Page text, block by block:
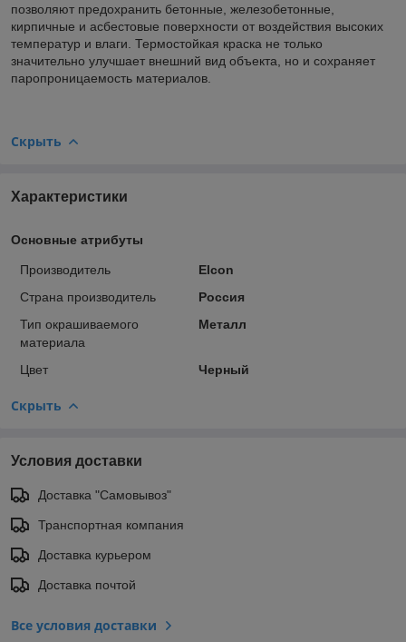
позволяют предохранить бетонные, железобетонные,
кирпичные и асбестовые поверхности от воздействия высоких
температур и влаги. Термостойкая краска не только
значительно улучшает внешний вид объекта, но и сохраняет
паропроницаемость материалов.
Скрыть
Характеристики
Основные атрибуты
Производитель
Elcon
Страна производитель
Россия
Тип окрашиваемого
материала
Металл
Цвет Черный
Скрыть
Условия доставки
Доставка "Самовывоз"
Транспортная компания
Доставка курьером
Доставка почтой
Все условия доставки